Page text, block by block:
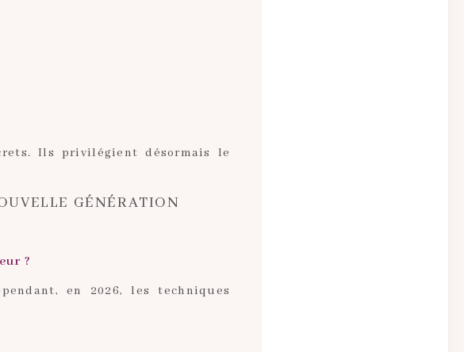
Ils privilégient désormais le
GÉNÉRATION
?
en 2026, les techniques